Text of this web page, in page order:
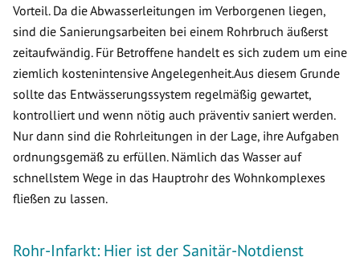
Vorteil. Da die Abwasserleitungen im Verborgenen liegen,
sind die Sanierungsarbeiten bei einem Rohrbruch äußerst
zeitaufwändig. Für Betroffene handelt es sich zudem um eine
ziemlich kostenintensive Angelegenheit.Aus diesem Grunde
sollte das Entwässerungssystem regelmäßig gewartet,
kontrolliert und wenn nötig auch präventiv saniert werden.
Nur dann sind die Rohrleitungen in der Lage, ihre Aufgaben
ordnungsgemäß zu erfüllen. Nämlich das Wasser auf
schnellstem Wege in das Hauptrohr des Wohnkomplexes
fließen zu lassen.
Rohr-Infarkt: Hier ist der Sanitär-Notdienst